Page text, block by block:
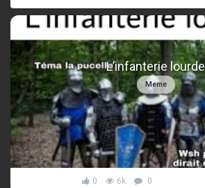
L’infanterie lourde
Meme
0 6k 0